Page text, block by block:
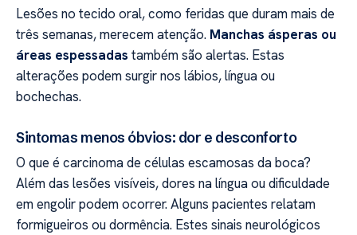
Lesões no tecido oral, como feridas que duram mais de
três semanas, merecem atenção. Manchas ásperas ou
áreas espessadas também são alertas. Estas
alterações podem surgir nos lábios, língua ou
bochechas.
Sintomas menos óbvios: dor e desconforto
O que é carcinoma de células escamosas da boca?
Além das lesões visíveis, dores na língua ou dificuldade
em engolir podem ocorrer. Alguns pacientes relatam
formigueiros ou dormência. Estes sinais neurológicos